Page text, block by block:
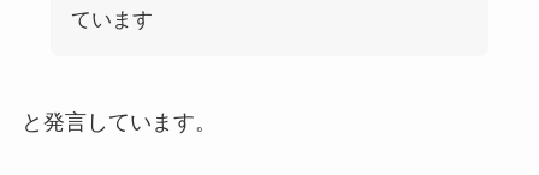
ています
と発言しています。